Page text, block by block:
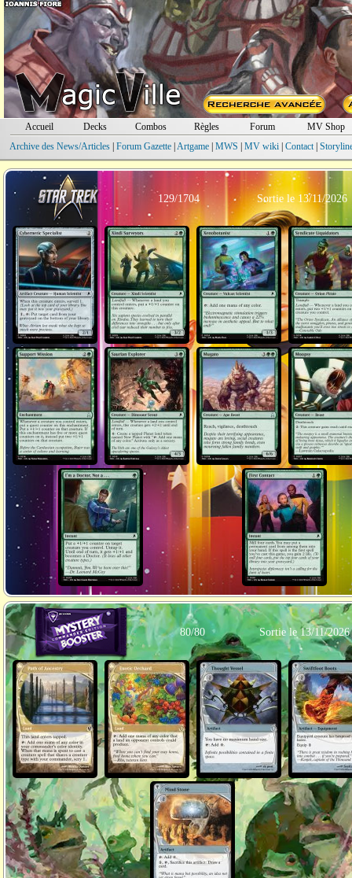
Accueil Decks Combos Règles Forum
MV Shop
Archive des News/Articles| Forum Gazette| Artgame| MWS MV wiki| Contact|
129/1704 Sortie le 13/11/2026
80/80 Sortie le 13/11/2026